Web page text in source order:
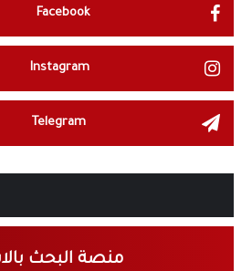
Facebook
Instagram
Telegram
منصة البحث